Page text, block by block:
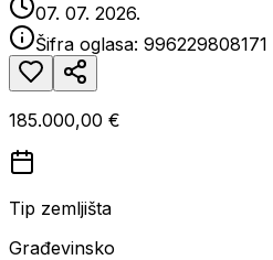
07. 07. 2026.
Šifra oglasa: 996229808171
185.000,00 €
Tip zemljišta
Građevinsko